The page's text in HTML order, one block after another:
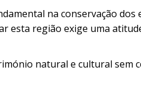
na conservação
esta região exige uma
natural e cultural sem